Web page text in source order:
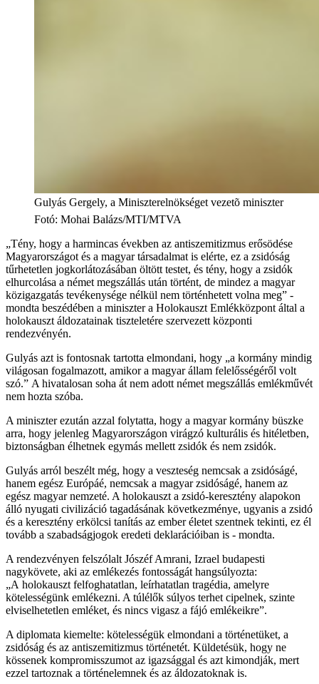
Gulyás Gergely, a Miniszterelnökséget vezetõ miniszter
Fotó: Mohai Balázs/MTI/MTVA
„Tény, hogy a harmincas években az antiszemitizmus erősödése
Magyarországot és a magyar társadalmat is elérte, ez a zsidóság
tűrhetetlen jogkorlátozásában öltött testet, és tény, hogy a zsidók
elhurcolása a német megszállás után történt, de mindez a magyar
közigazgatás tevékenysége nélkül nem történhetett volna meg” -
mondta beszédében a miniszter a Holokauszt Emlékközpont által a
holokauszt áldozatainak tiszteletére szervezett központi
rendezvényén.
Gulyás azt is fontosnak tartotta elmondani, hogy „a kormány mindig
világosan fogalmazott, amikor a magyar állam felelősségéről volt
szó.” A hivatalosan soha át nem adott német megszállás emlékművét
nem hozta szóba.
A miniszter ezután azzal folytatta, hogy a magyar kormány büszke
arra, hogy jelenleg Magyarországon virágzó kulturális és hitéletben,
biztonságban élhetnek egymás mellett zsidók és nem zsidók.
Gulyás arról beszélt még, hogy a veszteség nemcsak a zsidóságé,
hanem egész Európáé, nemcsak a magyar zsidóságé, hanem az
egész magyar nemzeté. A holokauszt a zsidó-keresztény alapokon
álló nyugati civilizáció tagadásának következménye, ugyanis a zsidó
és a keresztény erkölcsi tanítás az ember életet szentnek tekinti, ez él
tovább a szabadságjogok eredeti deklarációiban is - mondta.
A rendezvényen felszólalt Jószéf Amrani, Izrael budapesti
nagykövete, aki az emlékezés fontosságát hangsúlyozta:
„A holokauszt felfoghatatlan, leírhatatlan tragédia, amelyre
kötelességünk emlékezni. A túlélők súlyos terhet cipelnek, szinte
elviselhetetlen emléket, és nincs vigasz a fájó emlékeikre”.
A diplomata kiemelte: kötelességük elmondani a történetüket, a
zsidóság és az antiszemitizmus történetét. Küldetésük, hogy ne
kössenek kompromisszumot az igazsággal és azt kimondják, mert
ezzel tartoznak a történelemnek és az áldozatoknak is.